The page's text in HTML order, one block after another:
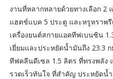
งานที่หลากหลายด้วยทางเลือก 2
แฮตช์แบค 5 ประตู และหรูหราพ
เครื่องยนต์สกายแอคทีฟเบนซิน
เยี่ยมและประหยัดน้ำมันถึง 23.3
ทีฟคลีนดีเซล 1.5 ลิตร ที่ทรงพลัง
รวดเร็วทันใจ ที่สำคัญ ประหยัดน้